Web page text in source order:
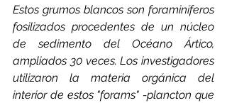
Estos grumos blancos son foraminíferos
fosilizados procedentes de un núcleo
de sedimento del Océano Ártico,
ampliados 30 veces. Los investigadores
utilizaron la materia orgánica del
interior de estos "forams" -plancton que